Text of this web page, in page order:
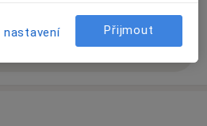
o adrese
nastavení Přijmout